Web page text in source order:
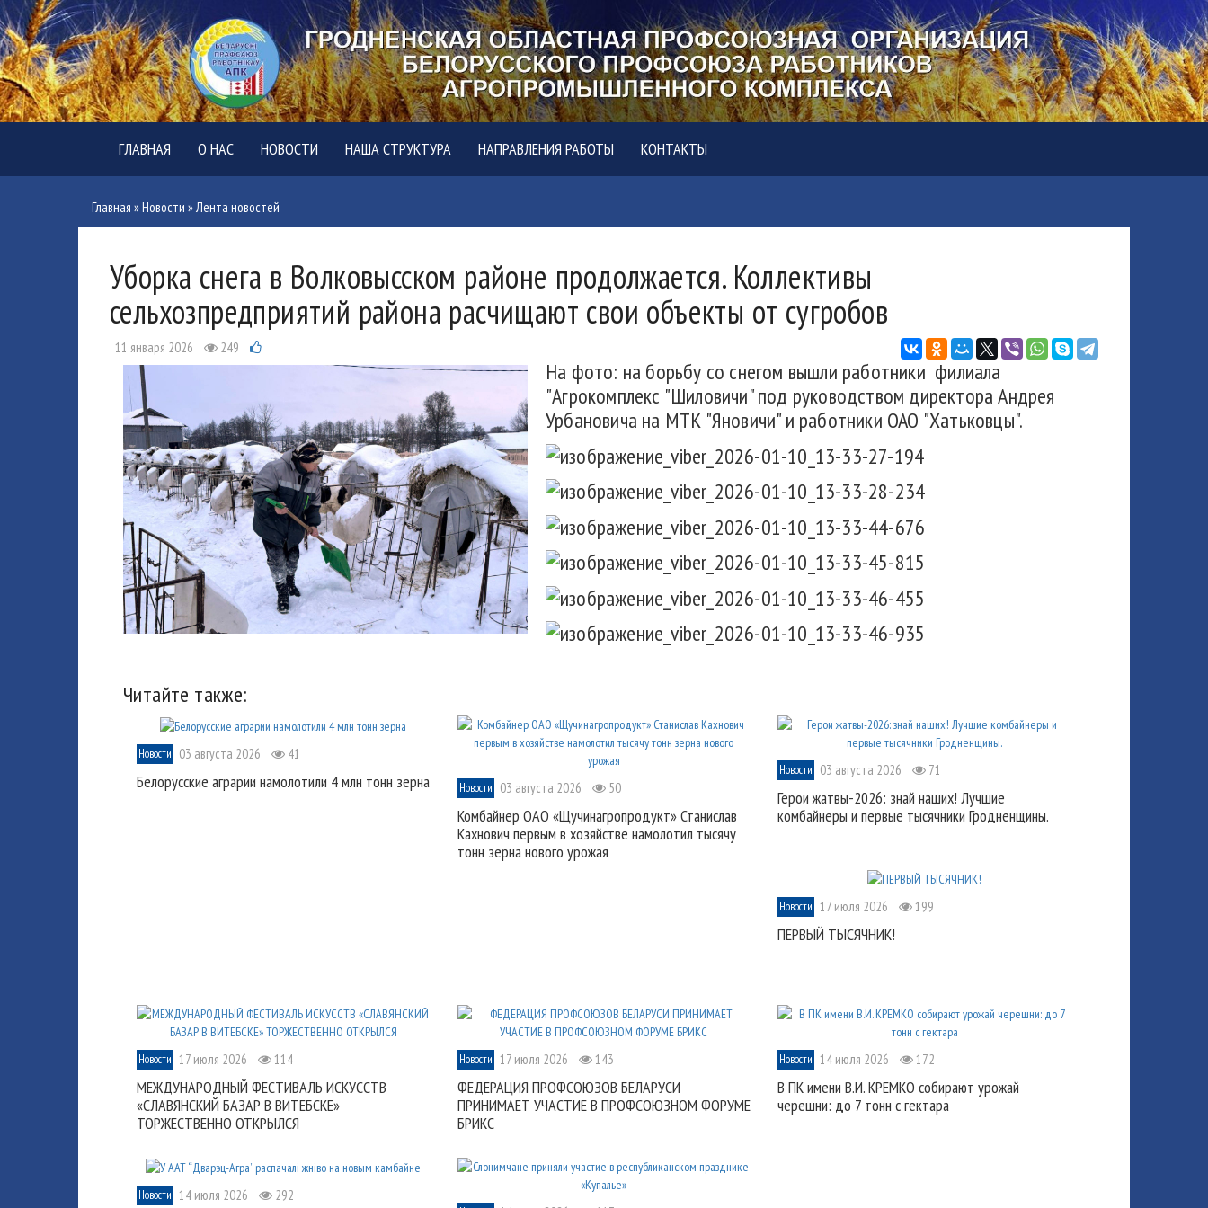
ГЛАВНАЯ О НАС НОВОСТИ НАША СТРУКТУРА НАПРАВЛЕНИЯ РАБОТЫ КОНТАКТЫ
Главная »Новости »Лента новостей
Уборка снега в Волковысском районе продолжается. Коллективы
сельхозпредприятий района расчищают свои объекты от сугробов
11 января 2026 249
На фото: на борьбу со снегом вышли работники филиала
"Агрокомплекс "Шиловичи" под руководством директора Андрея
Урбановича на МТК "Яновичи" и работники ОАО "Хатьковцы".
Читайте также:
Новости 03 августа 2026 41
Белорусские аграрии намолотили 4 млн тонн зерна Новости 03 августа 2026 50
Комбайнер ОАО «Щучинагропродукт» Станислав
Кахнович первым в хозяйстве намолотил тысячу
тонн зерна нового урожая
Новости 03 августа 2026 71
Герои жатвы-2026: знай наших! Лучшие
комбайнеры и первые тысячники Гродненщины.
Новости 17 июля 2026 199
ПЕРВЫЙ ТЫСЯЧНИК!
Новости 17 июля 2026 114
МЕЖДУНАРОДНЫЙ ФЕСТИВАЛЬ ИСКУССТВ
«СЛАВЯНСКИЙ БАЗАР В ВИТЕБСКЕ»
ТОРЖЕСТВЕННО ОТКРЫЛСЯ
Новости 17 июля 2026 143
ФЕДЕРАЦИЯ ПРОФСОЮЗОВ БЕЛАРУСИ
ПРИНИМАЕТ УЧАСТИЕ В ПРОФСОЮЗНОМ ФОРУМЕ
БРИКС
Новости 14 июля 2026 172
В ПК имени В.И. КРЕМКО собирают урожай
черешни: до 7 тонн с гектара
Новости 14 июля 2026 292